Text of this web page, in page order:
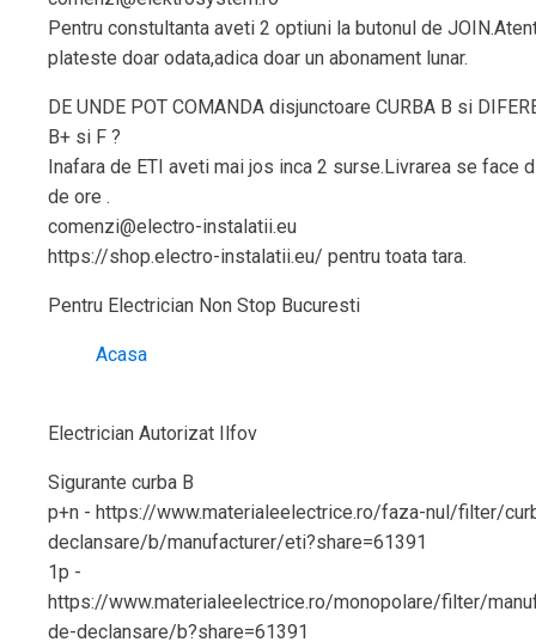
Pentru constultanta aveti 2 optiuni la butonul de
plateste doar odata,adica doar un abonament lunar.
DE UNDE POT COMANDA disjunctoare CURBA B si
B+ si F ?
Inafara de ETI aveti mai jos inca 2 surse.Livrarea se face
de ore .
comenzi@electro-instalatii.eu
https://shop.electro-instalatii.eu/ pentru toata tara.
Pentru Electrician Non Stop Bucuresti
Acasa
Electrician Autorizat Ilfov
Sigurante curba B
p+n - https://www.materialeelectrice.ro/faza-nul/filter/
declansare/b/manufacturer/eti?share=61391
1p -
https://www.materialeelectrice.ro/monopolare/filter/
de-declansare/b?share=61391